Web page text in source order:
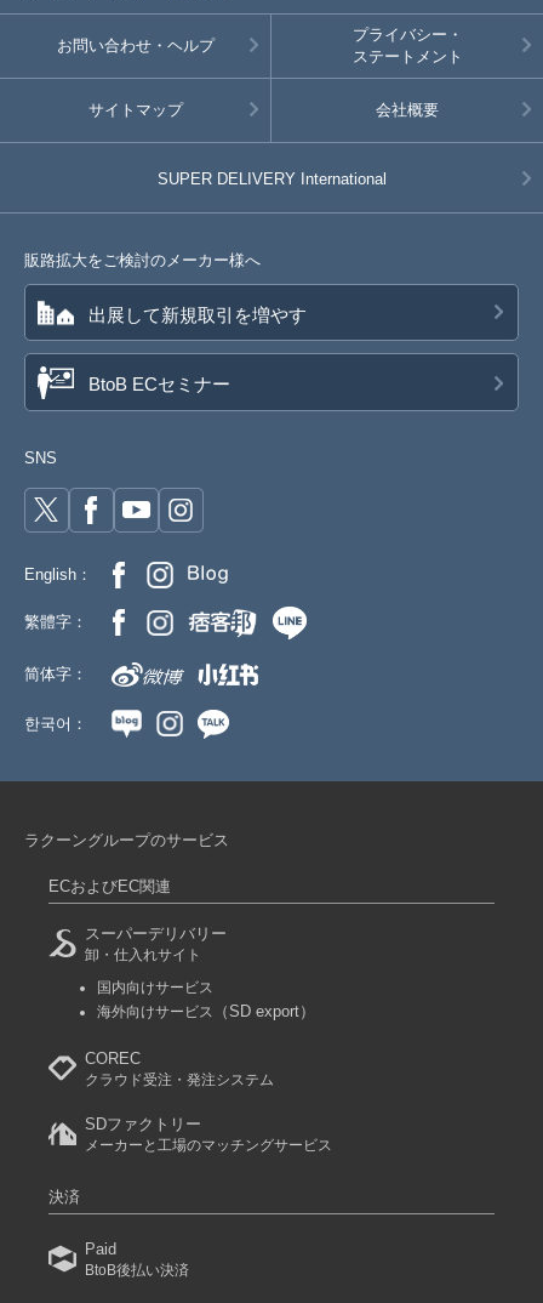
お問い合わせ・ヘルプ
プライバシー・
ステートメント
サイトマップ 会社概要
SUPER DELIVERY International
販路拡大をご検討のメーカー様へ
出展して新規取引を増やす
BtoB ECセミナー
SNS
English：
繁體字：
简体字：
한국어：
ラクーングループのサービス
ECおよびEC関連
スーパーデリバリー
卸・仕入れサイト
国内向けサービス
海外向けサービス
（SD export）
COREC
クラウド受注・発注システム
SDファクトリー
メーカーと工場のマッチングサービス
決済
Paid
BtoB後払い決済